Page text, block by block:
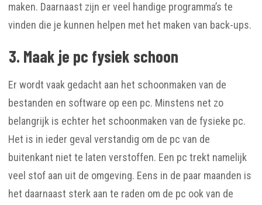
maken. Daarnaast zijn er veel handige programma’s te
vinden die je kunnen helpen met het maken van back-ups.
3. Maak je pc fysiek schoon
Er wordt vaak gedacht aan het schoonmaken van de
bestanden en software op een pc. Minstens net zo
belangrijk is echter het schoonmaken van de fysieke pc.
Het is in ieder geval verstandig om de pc van de
buitenkant niet te laten verstoffen. Een pc trekt namelijk
veel stof aan uit de omgeving. Eens in de paar maanden is
het daarnaast sterk aan te raden om de pc ook van de